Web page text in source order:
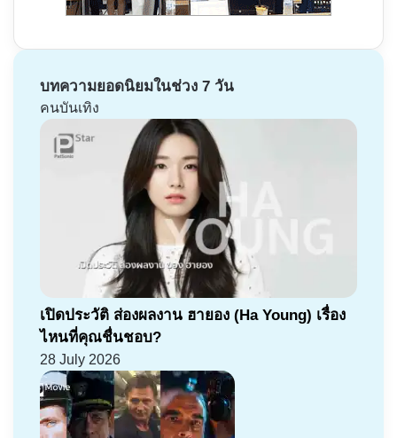
บทความยอดนิยมในช่วง 7 วัน
คนบันเทิง
เปิดประวัติ ส่องผลงาน ฮายอง (Ha Young) เรื่อง
ไหนที่คุณชื่นชอบ?
28 July 2026